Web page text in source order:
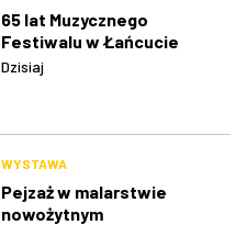
65 lat Muzycznego
Festiwalu w Łańcucie
Dzisiaj
WYSTAWA
Pejzaż w malarstwie
nowożytnym